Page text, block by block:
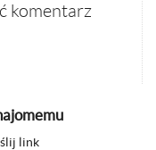
komentarz
link